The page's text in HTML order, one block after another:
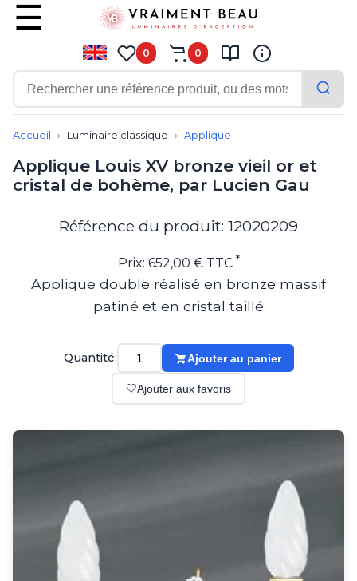
0 0
Contemporain
Applique
Eclairage tableau
Lampadaire
Lampe de table
Montagne
Suspension
Lampe de table
Balise d'extérieur
Lampadaire d'extérieur
Lampe d'extérieur
Plafonnier d'extérieur
Spot & projecteur d'extérieur
Accueil Luminaire classique Applique
Applique Louis XV bronze vieil or et
cristal de bohème, par Lucien Gau
Référence du produit: 12020209
Prix: 652,00 € TTC *
Applique double réalisé en bronze massif
patiné et en cristal taillé
Quantité: Ajouter au panier
🤍Ajouter aux favoris